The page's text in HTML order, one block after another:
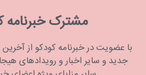
مشترک خبرنامه
با عضویت در خبرنامه کودکو از
جدید و سایر اخبار و رویدادهای